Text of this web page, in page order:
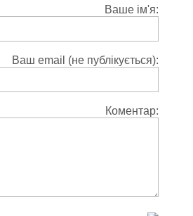
Ваше ім'я:
Ваш email (не публікується):
Коментар: